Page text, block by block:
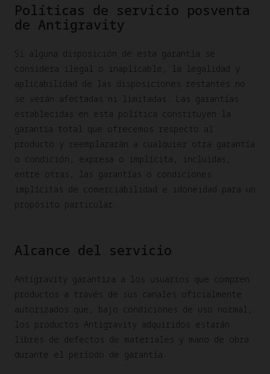
Políticas de servicio posventa
de Antigravity
Si alguna disposición de esta garantía se
considera ilegal o inaplicable, la legalidad y
aplicabilidad de las disposiciones restantes no
se verán afectadas ni limitadas. Las garantías
establecidas en esta política constituyen la
garantía total que ofrecemos respecto al
producto y reemplazarán a cualquier otra garantía
o condición, expresa o implícita, incluidas,
entre otras, las garantías o condiciones
implícitas de comerciabilidad e idoneidad para un
propósito particular.
Alcance del servicio
Antigravity garantiza a los usuarios que compren
productos a través de sus canales oficialmente
autorizados que, bajo condiciones de uso normal,
los productos Antigravity adquiridos estarán
libres de defectos de materiales y mano de obra
durante el período de garantía.